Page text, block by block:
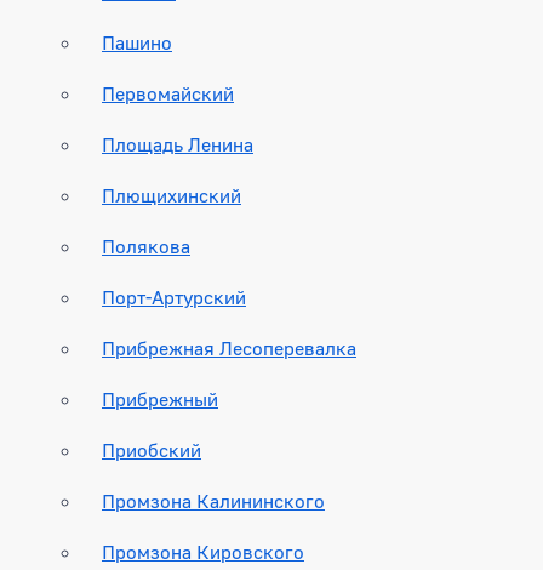
Пашино
Первомайский
Площадь Ленина
Плющихинский
Полякова
Порт-Артурский
Прибрежная Лесоперевалка
Прибрежный
Приобский
Промзона Калининского
Промзона Кировского